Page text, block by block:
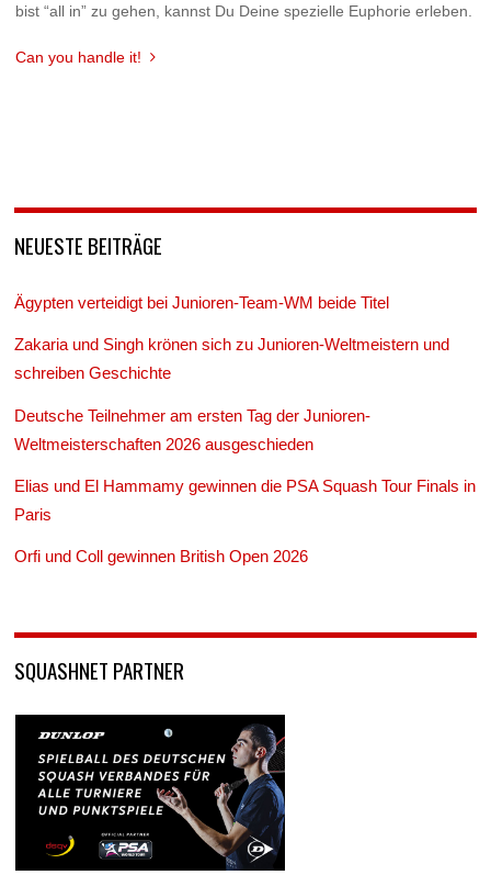
bist “all in” zu gehen, kannst Du Deine spezielle Euphorie erleben.
Can you handle it!
NEUESTE BEITRÄGE
Ägypten verteidigt bei Junioren-Team-WM beide Titel
Zakaria und Singh krönen sich zu Junioren-Weltmeistern und
schreiben Geschichte
Deutsche Teilnehmer am ersten Tag der Junioren-
Weltmeisterschaften 2026 ausgeschieden
Elias und El Hammamy gewinnen die PSA Squash Tour Finals in
Paris
Orfi und Coll gewinnen British Open 2026
SQUASHNET PARTNER